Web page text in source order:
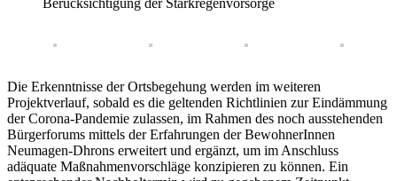
Berücksichtigung der Starkregenvorsorge
Die Erkenntnisse der Ortsbegehung werden im weiteren
Projektverlauf, sobald es die geltenden Richtlinien zur Eindämmung
der Corona-Pandemie zulassen, im Rahmen des noch ausstehenden
Bürgerforums mittels der Erfahrungen der BewohnerInnen
Neumagen-Dhrons erweitert und ergänzt, um im Anschluss
adäquate Maßnahmenvorschläge konzipieren zu können. Ein